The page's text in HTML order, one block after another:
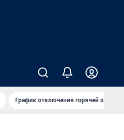
График отключения горячей воды в